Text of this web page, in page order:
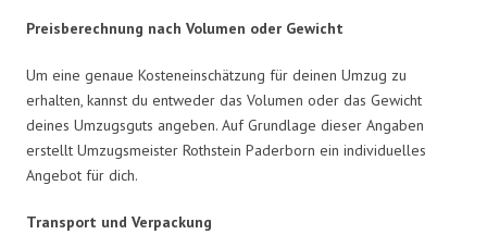
Preisberechnung nach Volumen oder Gewicht
Um eine genaue Kosteneinschätzung für deinen Umzug zu
erhalten, kannst du entweder das Volumen oder das Gewicht
deines Umzugsguts angeben. Auf Grundlage dieser Angaben
erstellt Umzugsmeister Rothstein Paderborn ein individuelles
Angebot für dich.
Transport und Verpackung